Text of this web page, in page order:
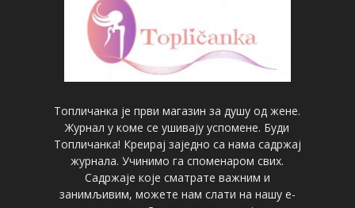
Топличанка је први магазин за душу од жене.
Журнал у коме се ушивају успомене. Буди
Топличанка! Креирај заједно са нама садржај
журнала. Учинимо га споменаром свих.
Садржаје које сматрате важним и
занимљивим, можете нам слати на нашу е-